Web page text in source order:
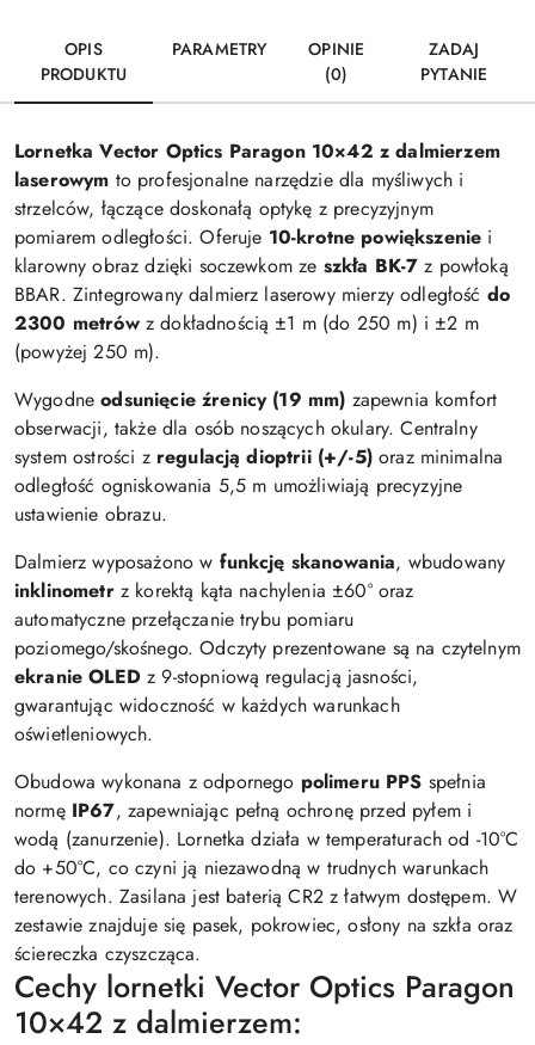
OPIS
PRODUKTU
PARAMETRY
OPINIE
(0)
ZADAJ
PYTANIE
Lornetka Vector Optics Paragon 10×42 z dalmierzem
laserowym to profesjonalne narzędzie dla myśliwych i
strzelców, łączące doskonałą optykę z precyzyjnym
pomiarem odległości. Oferuje 10-krotne powiększenie i
klarowny obraz dzięki soczewkom ze szkła BK-7 z powłoką
BBAR. Zintegrowany dalmierz laserowy mierzy odległość do
2300 metrówz dokładnością ±1 m (do 250 m) i ±2 m
(powyżej 250 m).
Wygodneodsunięcie źrenicy (19 mm) zapewnia komfort
obserwacji, także dla osób noszących okulary. Centralny
system ostrości z regulacją dioptrii (+/-5)oraz minimalna
odległość ogniskowania 5,5 m umożliwiają precyzyjne
ustawienie obrazu.
Dalmierz wyposażono w funkcję skanowania, wbudowany
inklinometrz korektą kąta nachylenia ±60° oraz
automatyczne przełączanie trybu pomiaru
poziomego/skośnego. Odczyty prezentowane są na czytelnym
ekranie OLEDz 9-stopniową regulacją jasności,
gwarantując widoczność w każdych warunkach
oświetleniowych.
Obudowa wykonana z odpornego polimeru PPS spełnia
normę IP67, zapewniając pełną ochronę przed pyłem i
wodą (zanurzenie). Lornetka działa w temperaturach od -10°C
do +50°C, co czyni ją niezawodną w trudnych warunkach
terenowych. Zasilana jest baterią CR2 z łatwym dostępem. W
zestawie znajduje się pasek, pokrowiec, osłony na szkła oraz
ściereczka czyszcząca.
Cechy lornetki Vector Optics Paragon
10×42 z dalmierzem: